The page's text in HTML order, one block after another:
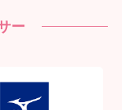
ー